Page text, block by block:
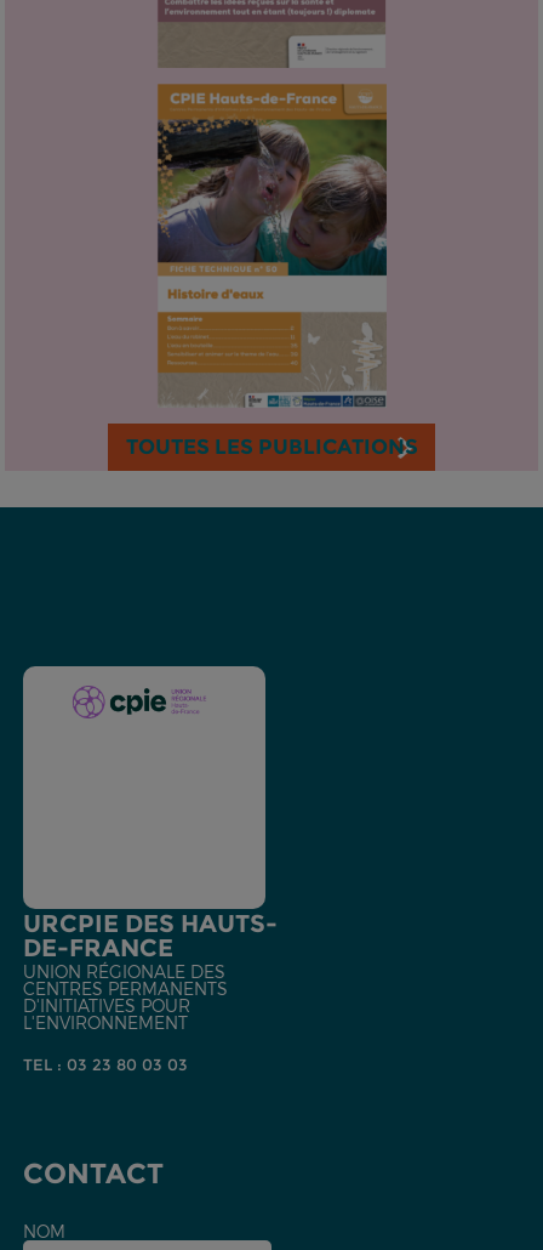
TOUTES LES PUBLICATIONS
URCPIE DES HAUTS-
DE-FRANCE
UNION RÉGIONALE DES
CENTRES PERMANENTS
D'INITIATIVES POUR
L'ENVIRONNEMENT
TEL : 03 23 80 03 03
CONTACT
NOM